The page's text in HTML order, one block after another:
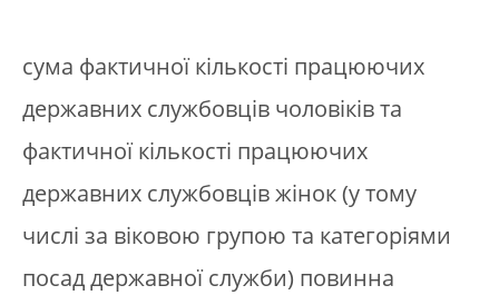
сума фактичної кількості працюючих
державних службовців чоловіків та
фактичної кількості працюючих
державних службовців жінок (у тому
числі за віковою групою та категоріями
посад державної служби) повинна